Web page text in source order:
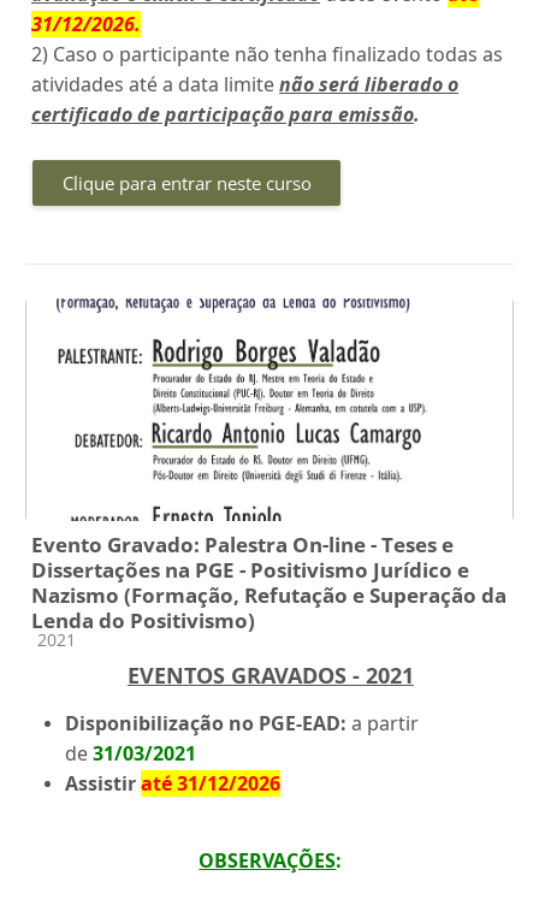
31/12/2026.
2) Caso o participante não tenha finalizado todas as
atividades até a data limitenão será liberado o
certificado de participação para emissão.
Clique para entrar neste curso
Evento Gravado: Palestra On-line - Teses e
Dissertações na PGE - Positivismo Jurídico e
Nazismo (Formação, Refutação e Superação da
Lenda do Positivismo)
Categoria do curso
2021
EVENTOS GRAVADOS - 2021
Disponibilização no PGE-EAD: a partir
de31/03/2021
Assistiraté 31/12/2026
OBSERVAÇÕES: